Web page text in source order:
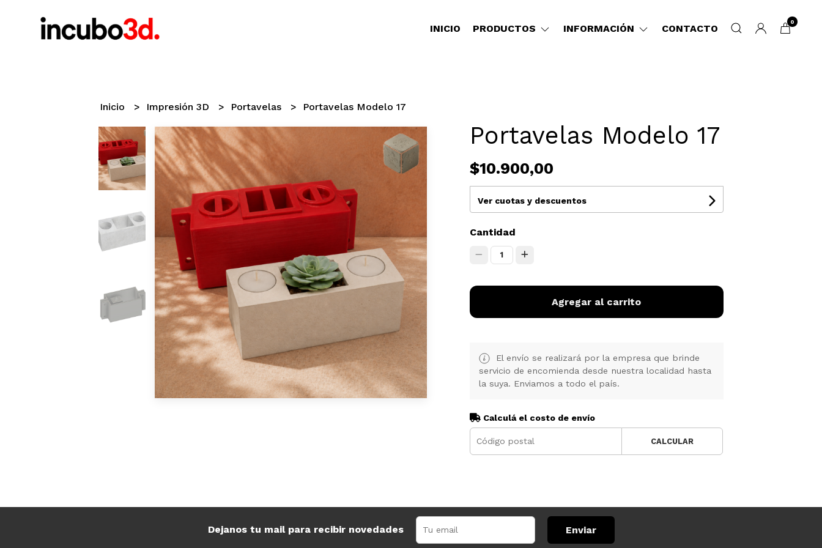
INICIO PRODUCTOS INFORMACIÓN CONTACTO
0
Inicio Impresión 3D Portavelas Portavelas Modelo 17
Portavelas Modelo 17
$10.900,00
Ver cuotas y descuentos
Cantidad
1
Agregar al carrito
El envío se realizará por la empresa que brinde
servicio de encomienda desde nuestra localidad hasta
la suya. Enviamos a todo el país.
Calculá el costo de envío
CALCULAR
Dejanos tu mail para recibir novedades Enviar